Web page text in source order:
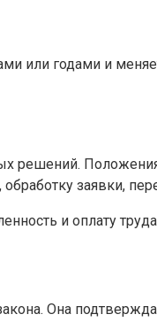
или годами и
решений.
заявки,
и оплату
Она